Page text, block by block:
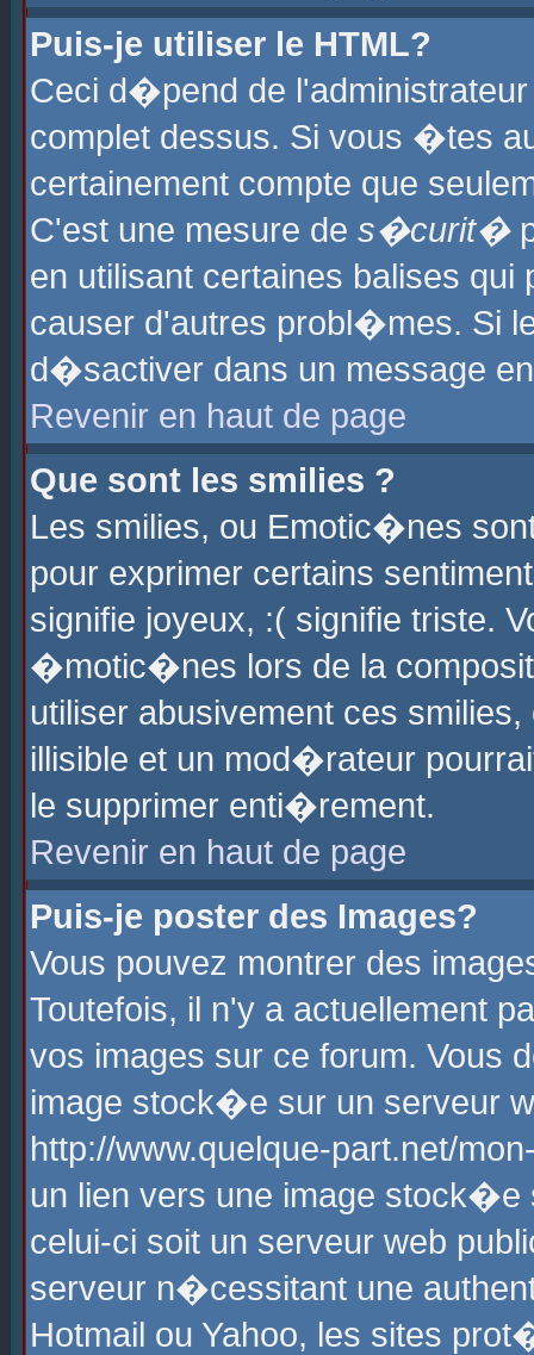
Puis-je utiliser le HTML?
Ceci d�pend de
complet dessus. Si vous �tes
certainement compte que
C'est une mesure de s�curit�
en utilisant certaines balises
causer d'autres probl�mes. Si
d�sactiver dans un message
Revenir en haut de page
Que sont les smilies ?
Les smilies, ou Emotic�nes
pour exprimer certains
signifie joyeux, :( signifie triste.
�motic�nes lors de la
utiliser abusivement ces
illisible et un mod�rateur
le supprimer enti�rement.
Revenir en haut de page
Puis-je poster des Images?
Vous pouvez montrer des
Toutefois, il n'y a actuellement
vos images sur ce forum. Vous
image stock�e sur un serveur
http://www.quelque-part.net/
un lien vers une image
celui-ci soit un serveur web
serveur n�cessitant une
Hotmail ou Yahoo, les sites